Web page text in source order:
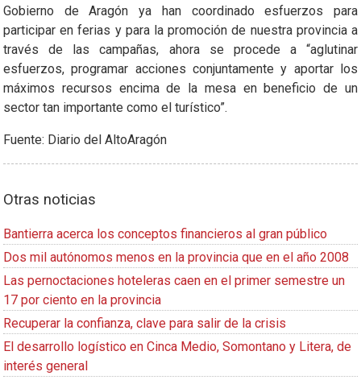
Gobierno de Aragón ya han coordinado esfuerzos para
participar en ferias y para la promoción de nuestra provincia a
través de las campañas, ahora se procede a “aglutinar
esfuerzos, programar acciones conjuntamente y aportar los
máximos recursos encima de la mesa en beneficio de un
sector tan importante como el turístico”.
Fuente: Diario del AltoAragón
Otras noticias
Bantierra acerca los conceptos financieros al gran público
Dos mil autónomos menos en la provincia que en el año 2008
Las pernoctaciones hoteleras caen en el primer semestre un
17 por ciento en la provincia
Recuperar la confianza, clave para salir de la crisis
El desarrollo logístico en Cinca Medio, Somontano y Litera, de
interés general